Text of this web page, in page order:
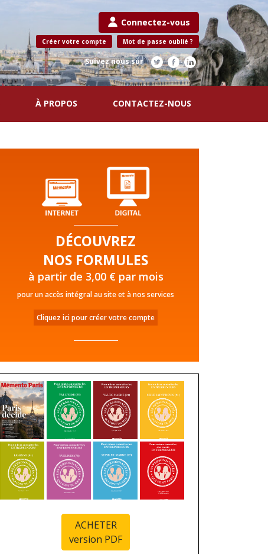
Connectez-vous
Créer votre compte Mot de passe oublié ?
Suivez nous sur
À PROPOS CONTACTEZ-NOUS
DÉCOUVREZ
NOS FORMULES
à partir de 3,00 € par mois
pour un accès intégral au site et à nos services
Cliquez ici pour créer votre compte
ACHETER
version PDF